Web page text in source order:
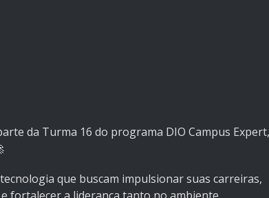
da Turma 16 do programa DIO Campus Expert,
que buscam impulsionar suas carreiras,